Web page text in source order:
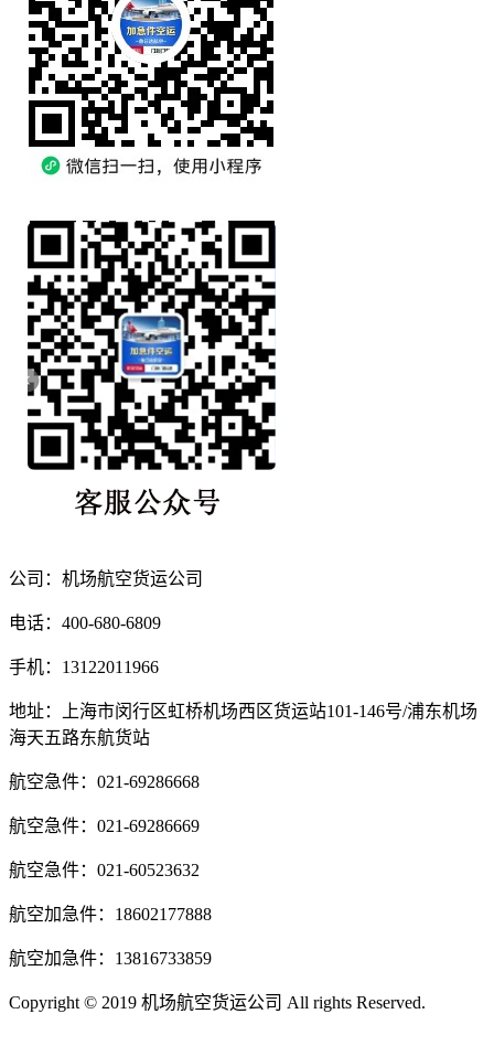
公司：机场航空货运公司
电话：400-680-6809
手机：13122011966
地址：上海市闵行区虹桥机场西区货运站101-146号/浦东机场
海天五路东航货站
航空急件：021-69286668
航空急件：021-69286669
航空急件：021-60523632
航空加急件：18602177888
航空加急件：13816733859
Copyright © 2019 机场航空货运公司 All rights Reserved.